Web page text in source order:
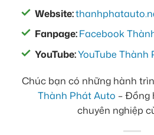
Website:
Fanpage:Facebook
YouTube:YouTube Thành
Chúc bạn có những hành
Thành Phát Auto – Đồng
chuyên nghiệp